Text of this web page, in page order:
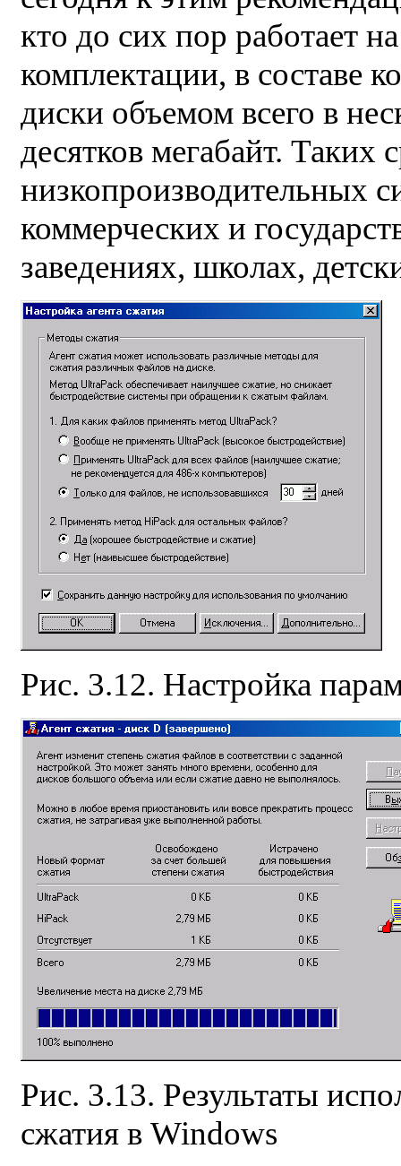
кто до сих пор работает
комплектации, в составе
диски объемом всего в
десятков мегабайт. Таких
низкопроизводительных
коммерческих и
заведениях, школах,
Рис. 3.12. Настройка
Рис. 3.13. Результаты
сжатия в Windows